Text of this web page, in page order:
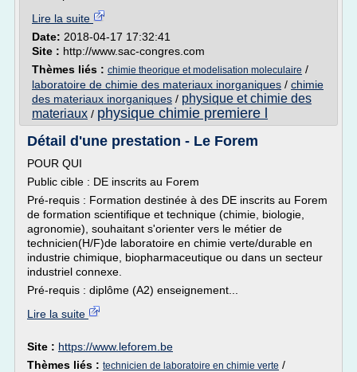
Lire la suite
Date: 2018-04-17 17:32:41
Site : http://www.sac-congres.com
Thèmes liés : chimie theorique et modelisation moleculaire /
laboratoire de chimie des materiaux inorganiques / chimie
des materiaux inorganiques / physique et chimie des
materiaux / physique chimie premiere l
Détail d'une prestation - Le Forem
POUR QUI
Public cible : DE inscrits au Forem
Pré-requis : Formation destinée à des DE inscrits au Forem
de formation scientifique et technique (chimie, biologie,
agronomie), souhaitant s'orienter vers le métier de
technicien(H/F)de laboratoire en chimie verte/durable en
industrie chimique, biopharmaceutique ou dans un secteur
industriel connexe.
Pré-requis : diplôme (A2) enseignement...
Lire la suite
Site : https://www.leforem.be
Thèmes liés : technicien de laboratoire en chimie verte /